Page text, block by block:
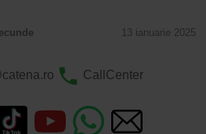
13 ianuarie 2025
CallCenter